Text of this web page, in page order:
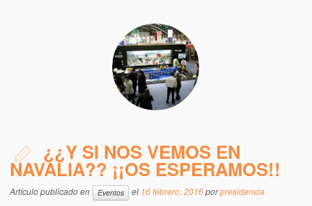
¿¿Y SI NOS VEMOS EN
NAVALIA?? ¡¡OS ESPERAMOS!!
Artículo publicado en Eventos el 16 febrero, 2016porpresidencia